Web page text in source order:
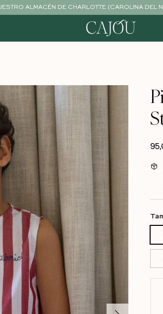
ALMACÉN DE CHARLOTTE (CAROLINA DEL
Siguiente